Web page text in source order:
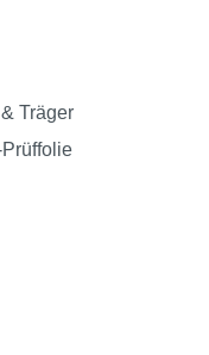
Träger